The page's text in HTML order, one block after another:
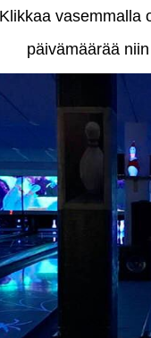
Klikkaa vasemmalla
päivämäärää